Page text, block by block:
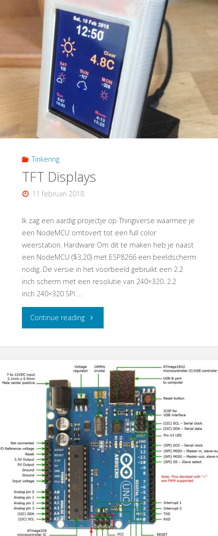
Tinkering
TFT Displays
11 februari 2018
Ik zag een aardig projectje op Thingiverse waarmee je
een NodeMCU omtovert tot een full color
weerstation. Hardware Om dit te maken heb je naast
een NodeMCU ($3,20) met ESP8266 een beeldscherm
nodig. De versie in het voorbeeld gebruikt een 2.2
inch scherm met een resolutie van 240×320. 2.2
inch 240×320 SPI …
Continue reading"TFT